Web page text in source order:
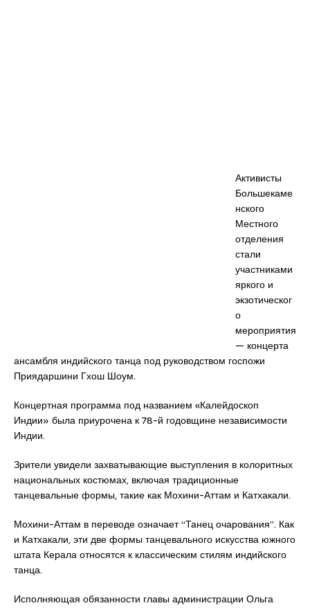
Активисты
Большекаме
нского
Местного
отделения
стали
участниками
яркого и
экзотическог
о
мероприятия
— концерта
ансамбля индийского танца под руководством госпожи
Приядаршини Гхош Шоум.
Концертная программа под названием «Калейдоскоп
Индии» была приурочена к 78-й годовщине независимости
Индии.
Зрители увидели захватывающие выступления в колоритных
национальных костюмах, включая традиционные
танцевальные формы, такие как Мохини-Аттам и Катхакали.
Мохини-Аттам в переводе означает “Танец очарования”. Как
и Катхакали, эти две формы танцевального искусства южного
штата Керала относятся к классическим стилям индийского
танца.
Исполняющая обязанности главы администрации Ольга